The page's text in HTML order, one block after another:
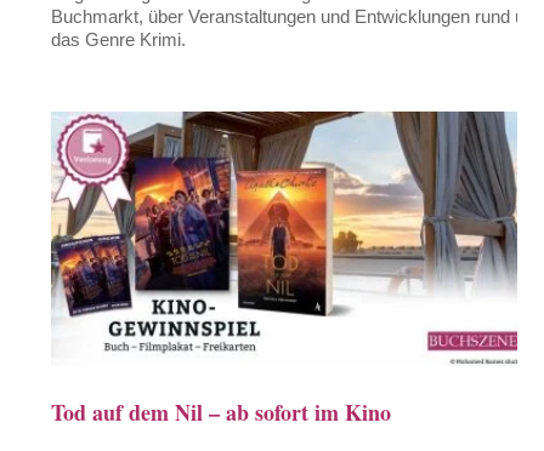
Buchmarkt, über Veranstaltungen und Entwicklungen rund um
das Genre Krimi.
Tod auf dem Nil – ab sofort im Kino